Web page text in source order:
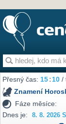
Přesný čas:15:10 /
Znamení
Fáze měsíce:
Dnes je:
8. 8. 2026